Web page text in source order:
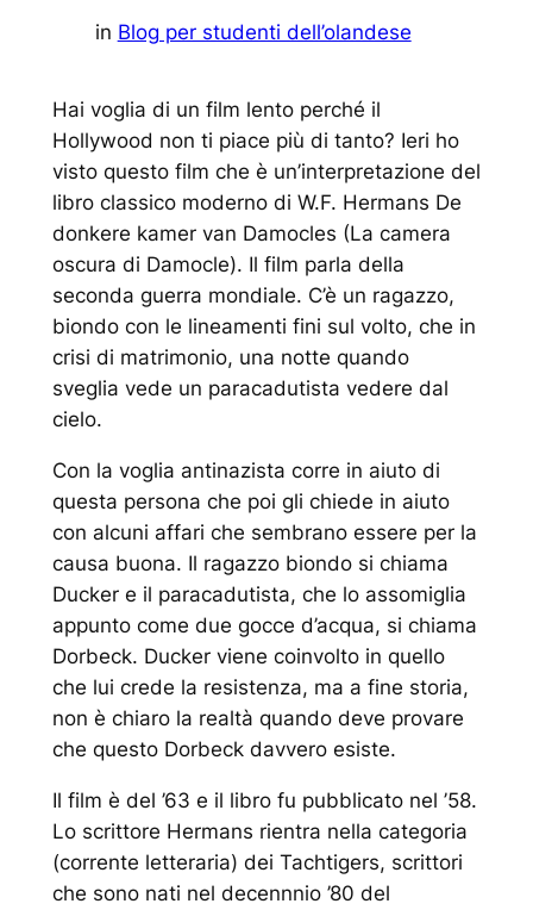
in Blog per studenti dell’olandese
Hai voglia di un film lento perché il
Hollywood non ti piace più di tanto? Ieri ho
visto questo film che è un’interpretazione del
libro classico moderno di W.F. Hermans De
donkere kamer van Damocles (La camera
oscura di Damocle). Il film parla della
seconda guerra mondiale. C’è un ragazzo,
biondo con le lineamenti fini sul volto, che in
crisi di matrimonio, una notte quando
sveglia vede un paracadutista vedere dal
cielo.
Con la voglia antinazista corre in aiuto di
questa persona che poi gli chiede in aiuto
con alcuni affari che sembrano essere per la
causa buona. Il ragazzo biondo si chiama
Ducker e il paracadutista, che lo assomiglia
appunto come due gocce d’acqua, si chiama
Dorbeck. Ducker viene coinvolto in quello
che lui crede la resistenza, ma a fine storia,
non è chiaro la realtà quando deve provare
che questo Dorbeck davvero esiste.
Il film è del ’63 e il libro fu pubblicato nel ’58.
Lo scrittore Hermans rientra nella categoria
(corrente letteraria) dei Tachtigers, scrittori
che sono nati nel decennnio ’80 del